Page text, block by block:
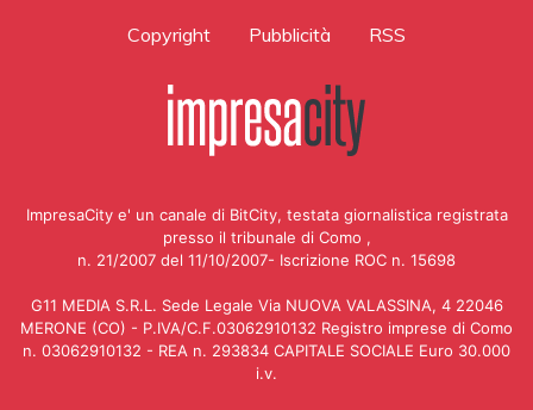
Copyright Pubblicità RSS
ImpresaCity e' un canale di BitCity, testata giornalistica registrata
presso il tribunale di Como ,
n. 21/2007 del 11/10/2007- Iscrizione ROC n. 15698
G11 MEDIA S.R.L. Sede Legale Via NUOVA VALASSINA, 4 22046
MERONE (CO) - P.IVA/C.F.03062910132 Registro imprese di Como
n. 03062910132 - REA n. 293834 CAPITALE SOCIALE Euro 30.000
i.v.